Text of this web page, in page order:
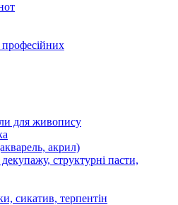
для живопису
акрил)
структурні пасти,
сикатив, терпентін